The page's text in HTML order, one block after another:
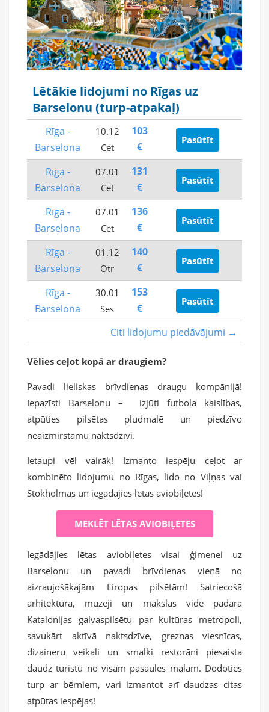
Lētākie lidojumi no Rīgas uz
Barselonu (turp-atpakaļ)
Citi lidojumu piedāvājumi →
Rīga -
Barselona
10.12
Cet
103
€
Pasūtīt
Rīga -
Barselona
07.01
Cet
131
€
Pasūtīt
Rīga -
Barselona
07.01
Cet
136
€
Pasūtīt
Rīga -
Barselona
01.12
Otr
140
€
Pasūtīt
Rīga -
Barselona
30.01
Ses
153
€
Pasūtīt
Vēlies ceļot kopā ar draugiem?
Pavadi lieliskas brīvdienas draugu kompānijā!
Iepazīsti Barselonu – izjūti futbola kaislības,
atpūties pilsētas pludmalē un piedzīvo
neaizmirstamu naktsdzīvi.
Ietaupi vēl vairāk! Izmanto iespēju ceļot ar
kombinēto lidojumu no Rīgas, lido no Viļņas vai
Stokholmas un iegādājies lētas aviobiļetes!
MEKLĒT LĒTAS AVIOBIĻETES
Iegādājies lētas aviobiļetes visai ģimenei uz
Barselonu un pavadi brīvdienas vienā no
aizraujošākajām Eiropas pilsētām! Satriecošā
arhitektūra, muzeji un mākslas vide padara
Katalonijas galvaspilsētu par kultūras metropoli,
savukārt aktīvā naktsdzīve, greznas viesnīcas,
dizaineru veikali un smalki restorāni piesaista
daudz tūristu no visām pasaules malām. Dodoties
turp ar bērniem, vari izmantot arī daudzas citas
atpūtas iespējas!